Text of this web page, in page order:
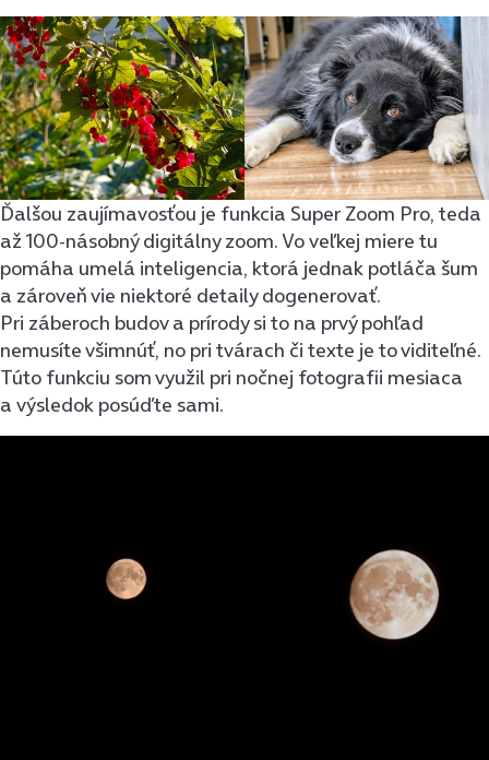
Ďalšou zaujímavosťou je funkcia Super Zoom Pro, teda
až 100-násobný digitálny zoom. Vo veľkej miere tu
pomáha umelá inteligencia, ktorá jednak potláča šum
a zároveň vie niektoré detaily dogenerovať.
Pri záberoch budov a prírody si to na prvý pohľad
nemusíte všimnúť, no pri tvárach či texte je to viditeľné.
Túto funkciu som využil pri nočnej fotografii mesiaca
a výsledok posúďte sami.